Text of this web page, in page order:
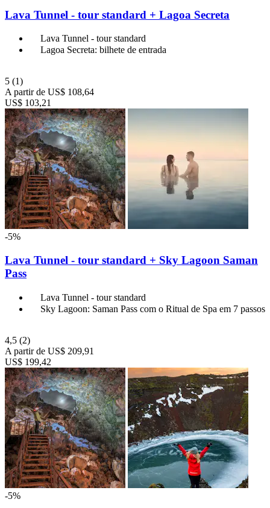
Lava Tunnel - tour standard + Lagoa Secreta
Lava Tunnel - tour standard
Lagoa Secreta: bilhete de entrada
5 (1)
A partir de US$ 108,64
US$ 103,21
-5%
Lava Tunnel - tour standard + Sky Lagoon Saman
Pass
Lava Tunnel - tour standard
Sky Lagoon: Saman Pass com o Ritual de Spa em 7 passos
4,5 (2)
A partir de US$ 209,91
US$ 199,42
-5%